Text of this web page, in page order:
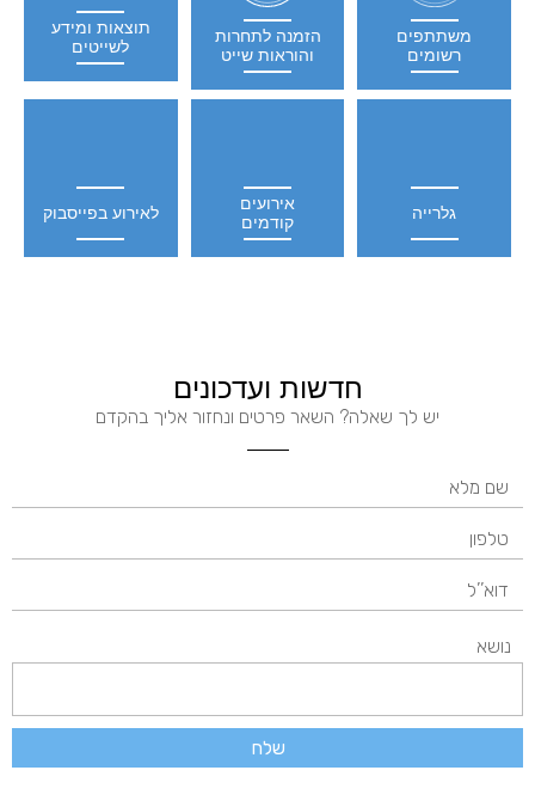
משתתפים
רשומים
הזמנה לתחרות
והוראות שייט
תוצאות ומידע
לשייטים
גלרייה
אירועים
קודמים
לאירוע בפייסבוק
חדשות ועדכונים
יש לך שאלה? השאר פרטים ונחזור אליך בהקדם
נושא
שלח